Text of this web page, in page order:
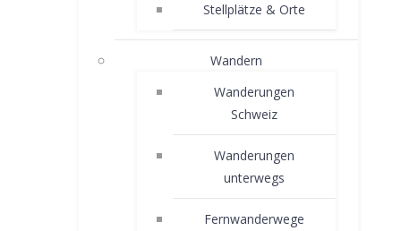
Stellplätze & Orte
Wandern
Wanderungen
Schweiz
Wanderungen
unterwegs
Fernwanderwege